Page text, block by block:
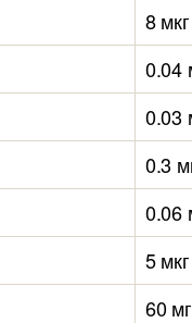
8 мкг
0.04
0.03
0.3
0.06
5 мкг
60 мг